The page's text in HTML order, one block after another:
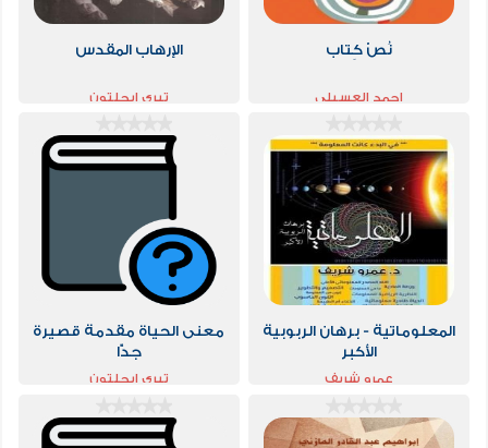
نُصْ كِتاب
احمد العسيلي
الإرهاب المقدس
تيري إيجلتون
المعلوماتية - برهان الربوبية
الأكبر
عمرو شريف
معنى الحياة مقدمة قصيرة
جدًّا
تيري ايجلتون